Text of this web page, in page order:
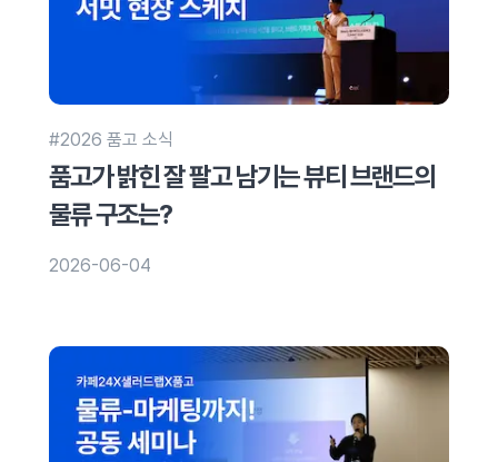
#2026 품고 소식
품고가 밝힌 잘 팔고 남기는 뷰티 브랜드의
물류 구조는?
2026-06-04